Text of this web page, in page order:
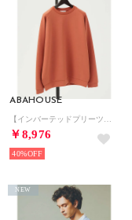
ABAHOUSE
￥8,976
40%
NEW